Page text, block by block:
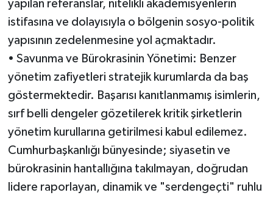
yapılan referanslar, nitelikli akademisyenlerin
istifasına ve dolayısıyla o bölgenin sosyo-politik
yapısının zedelenmesine yol açmaktadır.
• Savunma ve Bürokrasinin Yönetimi: Benzer
yönetim zafiyetleri stratejik kurumlarda da baş
göstermektedir. Başarısı kanıtlanmamış isimlerin,
sırf belli dengeler gözetilerek kritik şirketlerin
yönetim kurullarına getirilmesi kabul edilemez.
Cumhurbaşkanlığı bünyesinde; siyasetin ve
bürokrasinin hantallığına takılmayan, doğrudan
lidere raporlayan, dinamik ve "serdengeçti" ruhlu